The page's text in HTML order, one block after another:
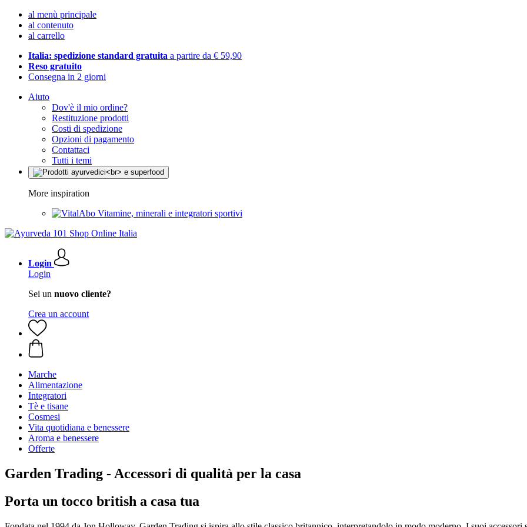
al menù principale
al contenuto
al carrello
Italia: spedizione standard gratuita a partire da € 59,90
Reso gratuito
Consegna in 2 giorni
Aiuto
Dov'è il mio ordine?
Restituzione prodotti
Costi di spedizione
Opzioni di pagamento
Contattaci
Tutti i temi
More inspiration
Vitamine, minerali e integratori sportivi
Login
Login
Sei un nuovo cliente?
Crea un account
Marche
Alimentazione
Integratori
Tè e tisane
Cosmesi
Vita quotidiana e benessere
Aroma e benessere
Offerte
Garden Trading - Accessori di qualità per la casa
Porta un tocco british a casa tua